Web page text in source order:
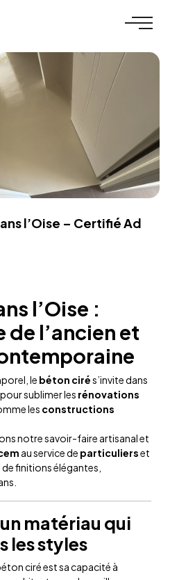
l’Oise – Certifié Ad
l’Oise :
de l’ancien et
le béton cirés’invite dans
pour sublimer les rénovations
les constructions
notre savoir-faire artisanal et
au service de particulierset
de finitions élégantes,
matériau qui
les styles
ciré est sa capacité à